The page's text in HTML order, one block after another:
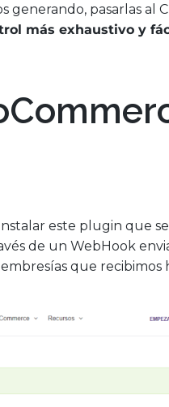
generando, pasarlas al
más exhaustivo y
este plugin que
de un WebHook
que recibimos